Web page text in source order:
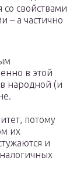
со свойствами
– а частично
в этой
в народной (и
потому
их
и